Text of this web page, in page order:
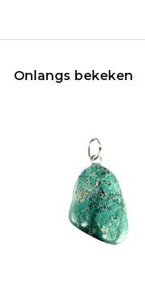
Onlangs bekeken